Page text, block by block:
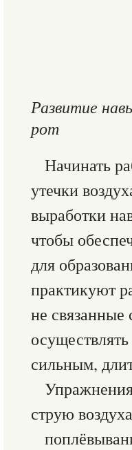
Развитие
рот
Начинать
утечки
выработки
чтобы
для
практикуют
не
сильным,
струю